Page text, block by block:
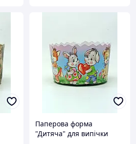
Паперова форма
"Дитяча" для випічки